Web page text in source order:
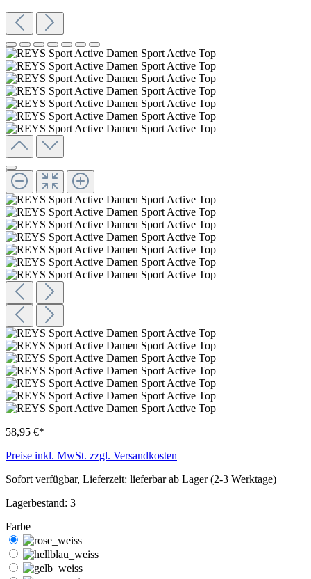
58,95 €*
Preise inkl. MwSt. zzgl. Versandkosten
Sofort verfügbar, Lieferzeit: lieferbar ab Lager (2-3 Werktage)
Lagerbestand: 3
Farbe